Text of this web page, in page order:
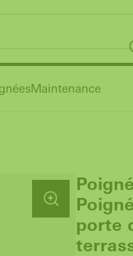
Maintenance
porte